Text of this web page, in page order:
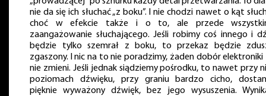
nie da się ich słuchać „z boku”. I nie chodzi nawet o kąt
choć w efekcie także i o to, ale przede
zaangażowanie słuchającego. Jeśli robimy coś innego i
będzie tylko szemrał z boku, to przekaz będzie
zgaszony. I nic na to nie poradzimy, żaden dobór
nie zmieni. Jeśli jednak siądziemy pośrodku, to nawet przy
poziomach dźwięku, przy graniu bardzo cicho,
pięknie wyważony dźwięk, bez jego wysuszenia.